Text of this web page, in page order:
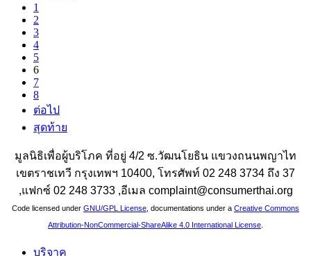
1
2
3
4
5
6
7
8
ต่อไป
สุดท้าย
มูลนิธิเพื่อผู้บริโภค ที่อยู่ 4/2 ซ.วัฒนโยธิน แขวงถนนพญาไท
เขตราชเทวี กรุงเทพฯ 10400, โทรศัพท์ 02 248 3734 ถึง 37
,แฟกซ์ 02 248 3733 ,อีเมล complaint@consumerthai.org
Code licensed under GNU/GPL License , documentations under a Creative Commons
Attribution-NonCommercial-ShareAlike 4.0 International License
บริจาค